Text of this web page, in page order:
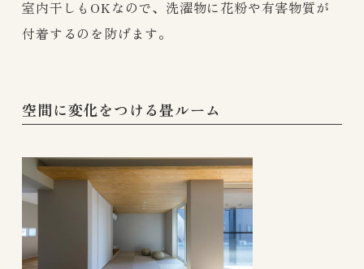
室内干しもOKなので、洗濯物に花粉や有害物質が
付着するのを防げます。
空間に変化をつける畳ルーム